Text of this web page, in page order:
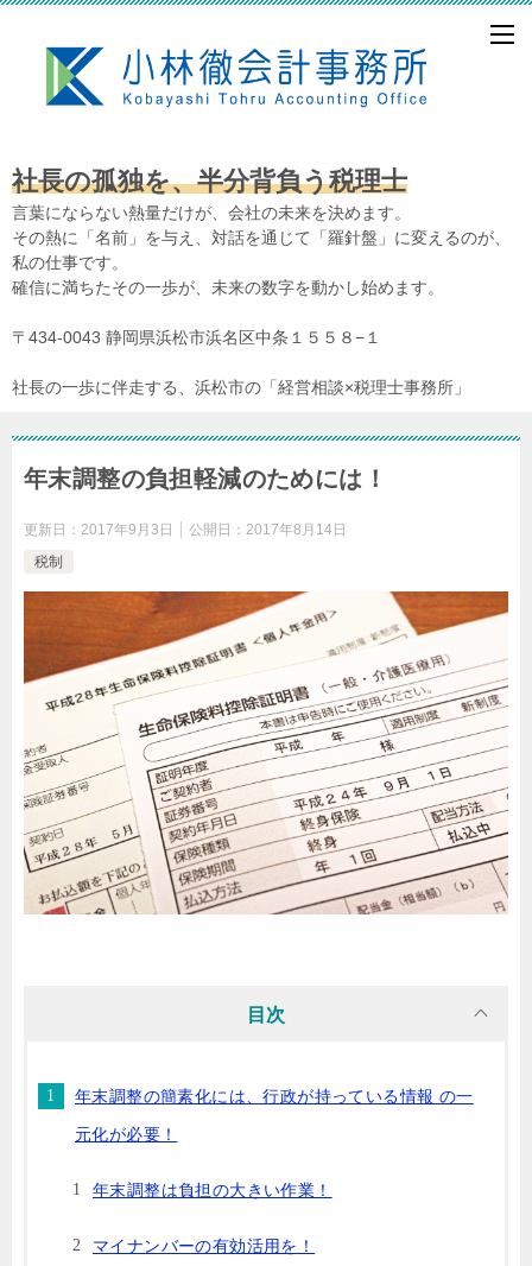
社長の孤独を、半分背負う税理士
言葉にならない熱量だけが、会社の未来を決めます。
その熱に「名前」を与え、対話を通じて「羅針盤」に変えるのが、
私の仕事です。
確信に満ちたその一歩が、未来の数字を動かし始めます。
〒434-0043 静岡県浜松市浜名区中条１５５８−１
社長の一歩に伴走する、浜松市の「経営相談×税理士事務所」
年末調整の負担軽減のためには！
更新日： 2017年9月3日 公開日： 2017年8月14日
税制
目次
年末調整の簡素化には、行政が持っている情報 の一
元化が必要！
年末調整は負担の大きい作業！
マイナンバーの有効活用を！